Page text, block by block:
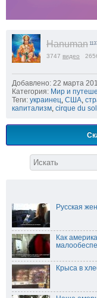
Hanuman
3747 видео
Добавлено: 22 марта
Категория: Мир и
Теги: украинец, США,
капитализм, cirque du
Русская
Как
Крыса в